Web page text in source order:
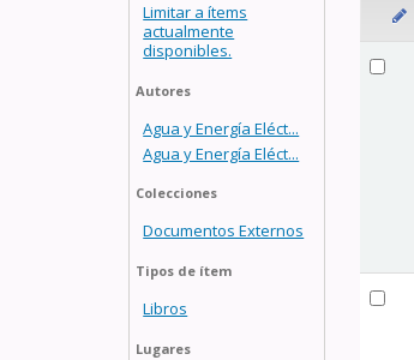
Limitar a ítems
actualmente
disponibles.
Autores
Agua y Energía Eléct...
Agua y Energía Eléct...
Colecciones
Documentos Externos
Tipos de ítem
Libros
Lugares